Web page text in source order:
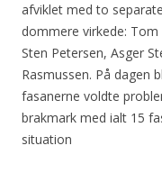
afviklet med to
dommere virkede: Tom
Sten Petersen, Asger
Rasmussen. På dagen
fasanerne voldte
brakmark med ialt 15
situation